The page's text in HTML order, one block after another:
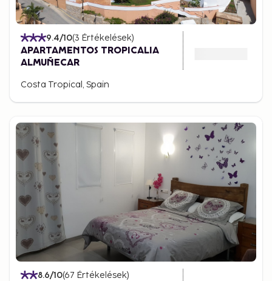
9.4/10(3 Értékelések)
APARTAMENTOS TROPICALIA
ALMUÑECAR
Costa Tropical, Spain
8.6/10(67 Értékelések)